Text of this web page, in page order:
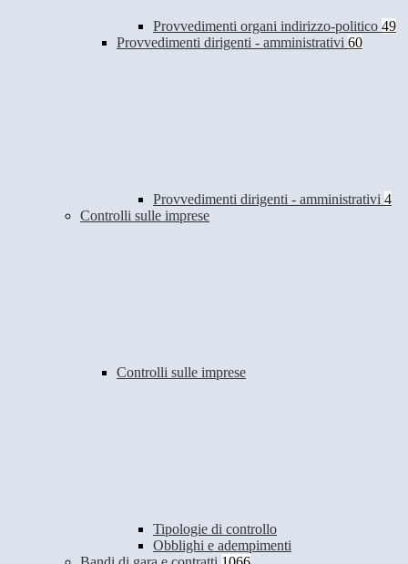
Provvedimenti organi indirizzo-politico 49
Provvedimenti dirigenti - amministrativi 60
Provvedimenti dirigenti - amministrativi 4
Controlli sulle imprese
Controlli sulle imprese
Tipologie di controllo
Obblighi e adempimenti